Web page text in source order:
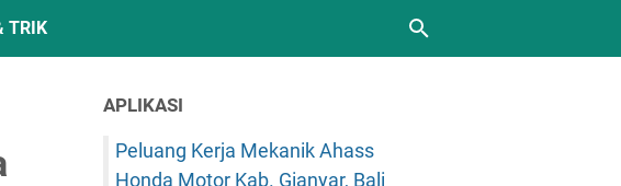
TRIK
APLIKASI
Peluang Kerja Mekanik Ahass
Honda Motor Kab. Gianyar, Bali